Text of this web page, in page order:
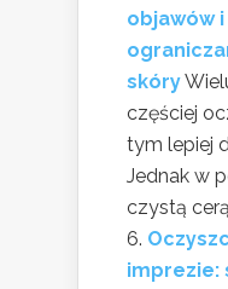
objawów
skóry
częściej
tym lepiej
Jednak w
czystą
imprezie: